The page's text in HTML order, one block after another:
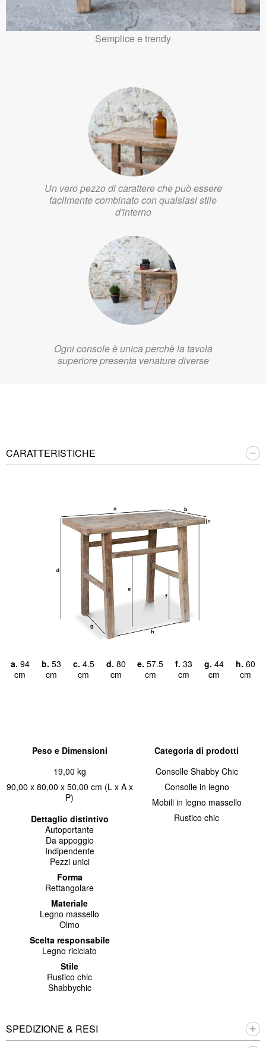
Semplice e trendy
Un vero pezzo di carattere che può essere
facilmente combinato con qualsiasi stile
d'interno
Ogni console è unica perchè la tavola
superiore presenta venature diverse
CARATTERISTICHE
a. 94
cm
b. 53
cm
c. 4.5
cm
d. 80
cm
e. 57.5
cm
f. 33
cm
g. 44
cm
h. 60
cm
Peso e Dimensioni
19,00 kg
90,00 x 80,00 x 50,00 cm (L x A x
P)
Dettaglio distintivo
Autoportante
Da appoggio
Indipendente
Pezzi unici
Forma
Rettangolare
Materiale
Legno massello
Olmo
Scelta responsabile
Legno riciclato
Stile
Rustico chic
Shabbychic
Categoria di prodotti
Consolle Shabby Chic
Consolle in legno
Mobili in legno massello
Rustico chic
SPEDIZIONE & RESI